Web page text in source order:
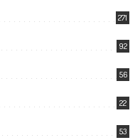
271
92
56
22
53